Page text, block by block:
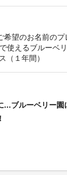
望のお名前のプ
えるブルーベ
（１年間）
...ブルーベリー園